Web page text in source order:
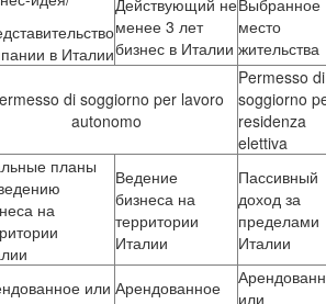
в Италии
менее 3 лет
бизнес в Италии
место
жительства
di soggiorno per lavoro
autonomo
Permesso di
soggiorno
residenza
elettiva
планы
на
Ведение
бизнеса на
территории
Италии
Пассивный
доход за
пределами
Италии
или Арендованное
или